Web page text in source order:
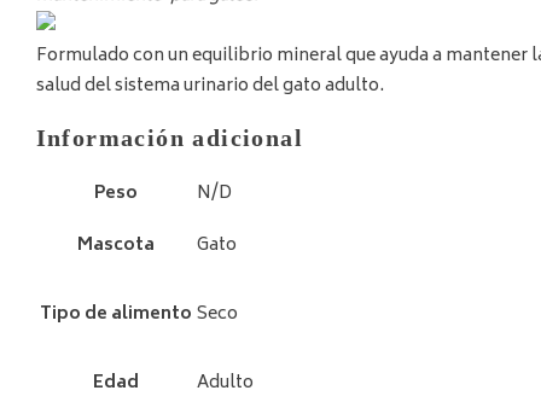
Formulado con un equilibrio mineral que ayuda a mantener
salud del sistema urinario del gato adulto.
Información adicional
Peso
N/D
Mascota
Gato
Tipo de alimento Seco
Edad Adulto